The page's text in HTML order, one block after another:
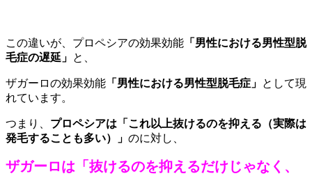
この違いが、プロペシアの効果効能 「男性における男性型脱
毛症の遅延」 と、
ザガーロの効果効能 「男性における男性型脱毛症」 として現
れています。
つまり、 プロペシアは「これ以上抜けるのを抑える（実際は
発毛することも多い）」 のに対し、
ザガーロは「抜けるのを抑えるだけじゃなく、